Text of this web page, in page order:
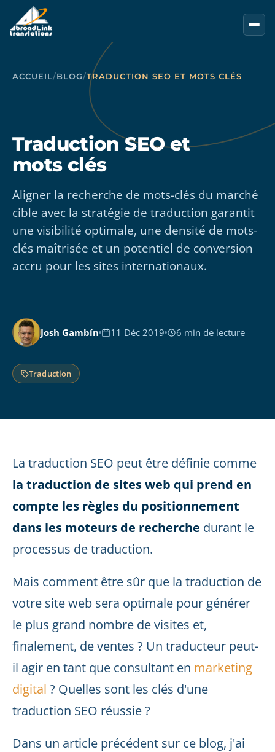
Aller au contenu principal
ACCUEIL/BLOG/TRADUCTION SEO ET MOTS CLÉS
Traduction SEO et
mots clés
Aligner la recherche de mots-clés du marché
cible avec la stratégie de traduction garantit
une visibilité optimale, une densité de mots-
clés maîtrisée et un potentiel de conversion
accru pour les sites internationaux.
Josh Gambín 11 Déc 2019 6 min de lecture
Traduction
La traduction SEO peut être définie comme
la traduction de sites web qui prend en
compte les règles du positionnement
dans les moteurs de recherche durant le
processus de traduction.
Mais comment être sûr que la traduction de
votre site web sera optimale pour générer
le plus grand nombre de visites et,
finalement, de ventes ? Un traducteur peut-
il agir en tant que consultant en marketing
digital ? Quelles sont les clés d'une
traduction SEO réussie ?
Dans un article précédent sur ce blog, j'ai